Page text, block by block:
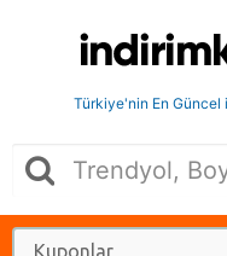
Türkiye'nin En Güncel